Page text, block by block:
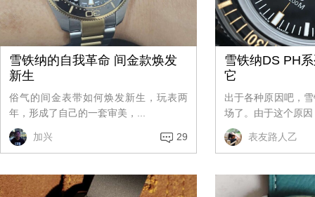
雪铁纳的自我革命 间金款焕发
新生
俗气的间金表带如何焕发新生，玩表两
年，形成了自己的一套审美，...
加兴 29
雪铁纳DS PH
它
出于各种原因吧，
场了。由于这个原
表友路人乙